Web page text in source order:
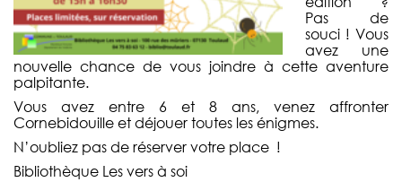
Pas de
souci ! Vous
avez une
nouvelle chance de vous joindre à cette aventure
palpitante.
Vous avez entre 6 et 8 ans, venez affronter
Cornebidouille et déjouer toutes les énigmes.
N’oubliez pas de réserver votre place !
Bibliothèque Les vers à soi